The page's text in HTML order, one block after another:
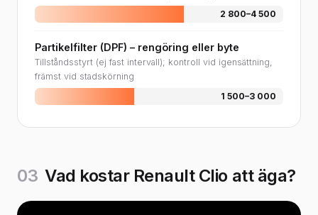
2 800–4 500
Partikelfilter (DPF) – rengöring eller byte
Tillståndsstyrt (ej fast intervall); kontroll vid igensättning,
främst vid stadskörning
1 500–3 000
03 Vad kostar Renault Clio att äga?